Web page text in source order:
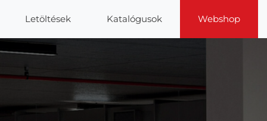
Letöltések Katalógusok Webshop